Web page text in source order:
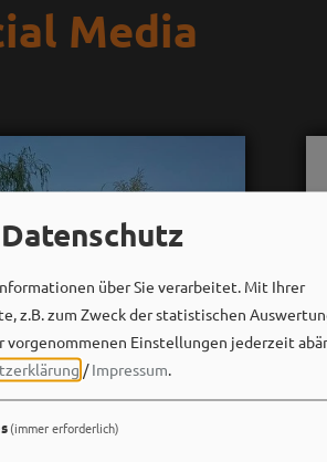
Media
über Sie verarbeitet. Mit Ihrer
z.B. zum Zweck der statistischen
Einstellungen jederzeit
/Impressum.
(immer erforderlich)